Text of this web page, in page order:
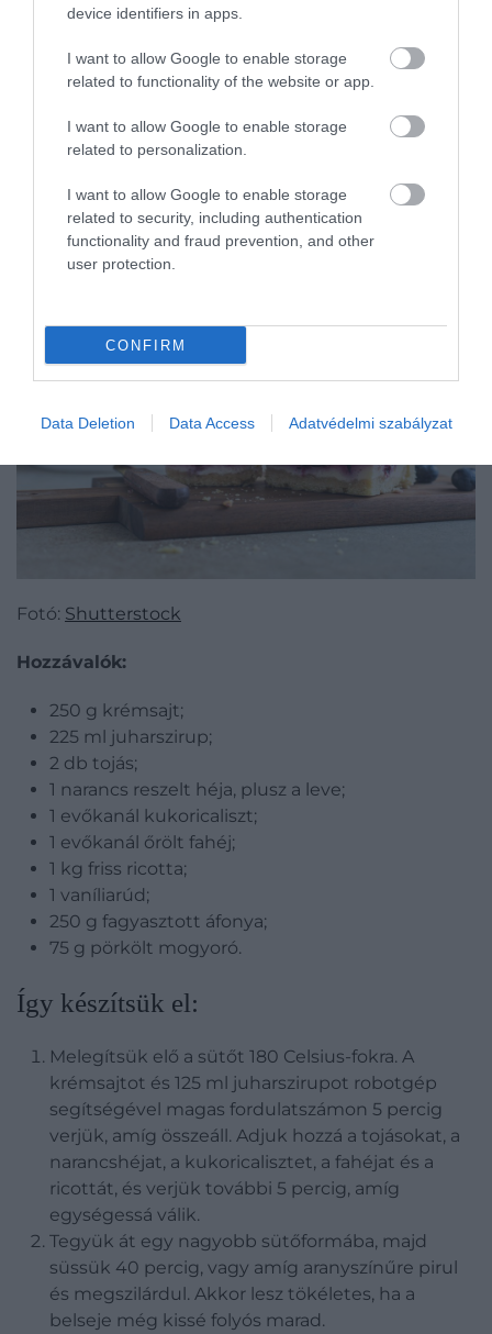
device identifiers in apps.
I want to allow Google to enable storage
related to functionality of the website or app.
I want to allow Google to enable storage
related to personalization.
I want to allow Google to enable storage
related to security, including authentication
functionality and fraud prevention, and other
user protection.
CONFIRM
Data Deletion Data Access Adatvédelmi szabályzat
Ajánljuk figyelmedbe!Egyszerű és nagyszerű a
mogyoróvajas amerikai keksz – recept!
Fotó: Shutterstock
Hozzávalók:
250 g krémsajt;
225 ml juharszirup;
2 db tojás;
1 narancs reszelt héja, plusz a leve;
1 evőkanál kukoricaliszt;
1 evőkanál őrölt fahéj;
1 kg friss ricotta;
1 vaníliarúd;
250 g fagyasztott áfonya;
75 g pörkölt mogyoró.
Így készítsük el:
Melegítsük elő a sütőt 180 Celsius-fokra. A
krémsajtot és 125 ml juharszirupot robotgép
segítségével magas fordulatszámon 5 percig
verjük, amíg összeáll. Adjuk hozzá a tojásokat, a
narancshéjat, a kukoricalisztet, a fahéjat és a
ricottát, és verjük további 5 percig, amíg
egységessá válik.
Tegyük át egy nagyobb sütőformába, majd
süssük 40 percig, vagy amíg aranyszínűre pirul
és megszilárdul. Akkor lesz tökéletes, ha a
belseje még kissé folyós marad.